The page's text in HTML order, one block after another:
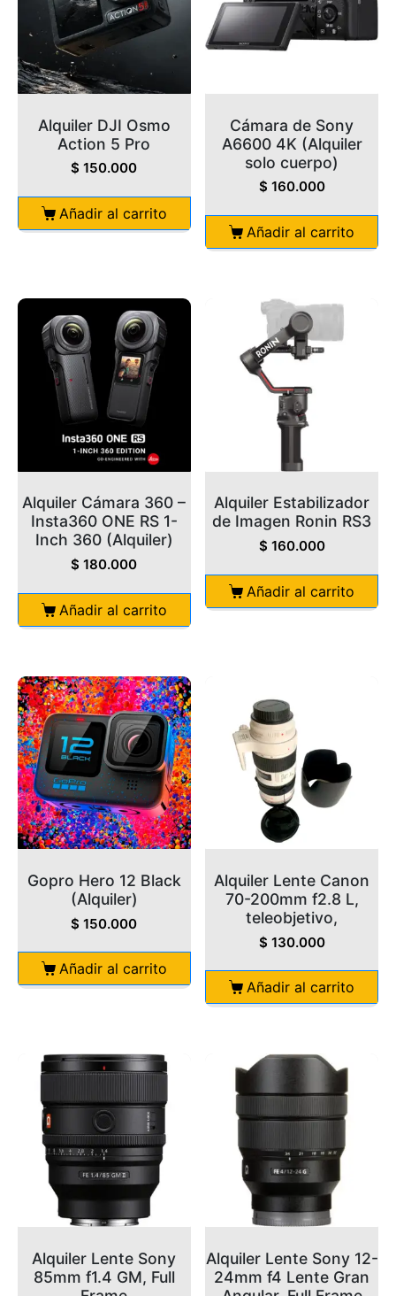
Alquiler DJI Osmo
Action 5 Pro
$ 150.000
Añadir al carrito
Cámara de Sony
A6600 4K (Alquiler
solo cuerpo)
$ 160.000
Añadir al carrito
Alquiler Cámara 360 –
Insta360 ONE RS 1-
Inch 360 (Alquiler)
$ 180.000
Añadir al carrito
Alquiler Estabilizador
de Imagen Ronin RS3
$ 160.000
Añadir al carrito
Gopro Hero 12 Black
(Alquiler)
$ 150.000
Añadir al carrito
Alquiler Lente Canon
70-200mm f2.8 L,
teleobjetivo,
$ 130.000
Añadir al carrito
Alquiler Lente Sony
85mm f1.4 GM, Full
Alquiler Lente Sony 12-
24mm f4 Lente Gran